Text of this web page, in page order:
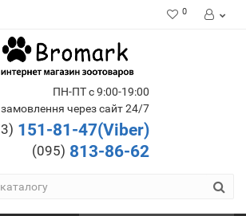
0
ПН-ПТ с 9:00-19:00
через сайт 24/7
151-81-47(Viber)
(095) 813-86-62